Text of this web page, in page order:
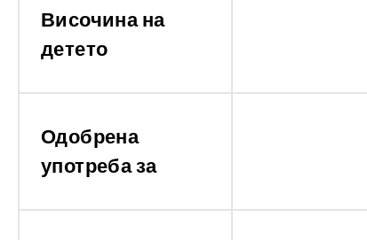
Височина на
детето
Одобрена
употреба за